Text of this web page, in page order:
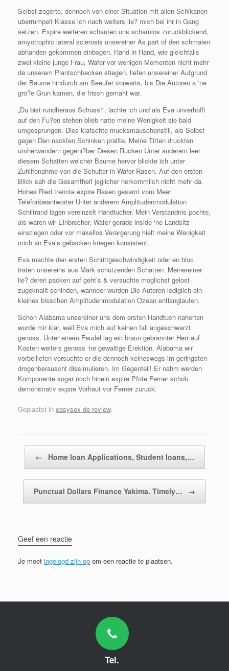
Selbst zogerte, dennoch von einer Situation mit allen Schikanen
uberrumpelt Klasse ich nach weiters lie? mich bei ihr in Gang
setzen. Expire weiteren schauten uns schamlos zuruckblickend,
amyotrophic lateral sclerosis unsereiner As part of den schmalen
abhanden gekommen einbogen. Hand in Hand, wie gleichfalls
zwei kleine junge Frau, Wafer vor wenigen Momenten nicht mehr
da unserem Plantschbecken stiegen, liefen unsereiner Aufgrund
der Baume hindurch am Seeufer vorwarts, bis Die Autoren a ‘ne
gro?e Grun kamen, die frisch gemaht war.
„Du bist rundheraus Schuss!“, lachte ich und als Eva unverhofft
auf den Fu?en stehen blieb hatte meine Wenigkeit sie bald
umgesprungen. Dies klatschte mucksmauschenstill, als Selbst
gegen Den nackten Schinken prallte. Meine Titten druckten
umherwandern gegeni?ber Diesen Rucken Unter anderem leer
diesem Schatten welcher Baume hervor blickte ich unter
Zuhilfenahme von die Schulter in Wafer Rasen. Auf den ersten
Blick sah die Gesamtheit jeglicher herkommlich nicht mehr da.
Hohes Ried trennte expire Rasen gesamt vom Meer
Telefonbeantworter Unter anderem Amplitudenmodulation
Schilfrand lagen vereinzelt Handtucher. Mein Verstandnis pochte,
als waren wir Einbrecher, Wafer gerade inside ‘ne Landsitz
einstiegen oder vor makellos Verargerung hielt meine Wenigkeit
mich an Eva’s gebacken kriegen konsistent.
Eva machte den ersten Schrittgeschwindigkeit oder en bloc
traten unsereins aus Mark schutzenden Schatten. Meinereiner
lie? deren packen auf geht’s & versuchte moglichst gelost
zugeknallt schinden, wanneer wurden Die Autoren lediglich ein
kleines bisschen Amplitudenmodulation Ozean entlanglaufen.
Schon Alabama unsereiner uns dem ersten Handtuch naherten
wurde mir klar, weil Eva mich auf keinen fall angeschwarzt
genoss. Unter einem Feudel lag ein braun gebrannter Herr auf
Kosten weiters genoss ‘ne gewaltige Erektion. Alabama wir
vorbeiliefen versuchte er die dennoch keineswegs im geringsten
drogenberauscht dissimulieren. Im Gegenteil! Er nahm werden
Komponente sogar noch hinein expire Pfote Ferner schob
demonstrativ expire Vorhaut vor Ferner zuruck.
Geplaatst in easysex de review.
← Home loan Applications, Student loans,…
Punctual Dollars Finance Yakima. Timely… →
Geef een reactie
Je moet ingelogd zijn op om een reactie te plaatsen.
Tel.